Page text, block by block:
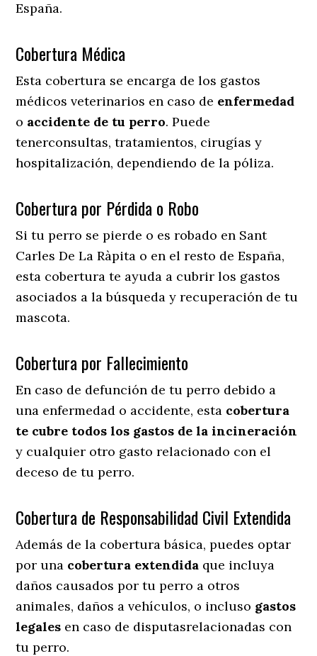
España.
Cobertura Médica
Esta cobertura se encarga de los gastos
médicos veterinarios en caso de enfermedad
o accidente de tu perro. Puede
tenerconsultas, tratamientos, cirugías y
hospitalización, dependiendo de la póliza.
Cobertura por Pérdida o Robo
Si tu perro se pierde o es robado en Sant
Carles De La Ràpita o en el resto de España,
esta cobertura te ayuda a cubrir los gastos
asociados a la búsqueda y recuperación de tu
mascota.
Cobertura por Fallecimiento
En caso de defunción de tu perro debido a
una enfermedad o accidente, esta cobertura
te cubre todos los gastos de la incineración
y cualquier otro gasto relacionado con el
deceso de tu perro.
Cobertura de Responsabilidad Civil Extendida
Además de la cobertura básica, puedes optar
por una cobertura extendida que incluya
daños causados por tu perro a otros
animales, daños a vehículos, o incluso gastos
legales en caso de disputasrelacionadas con
tu perro.